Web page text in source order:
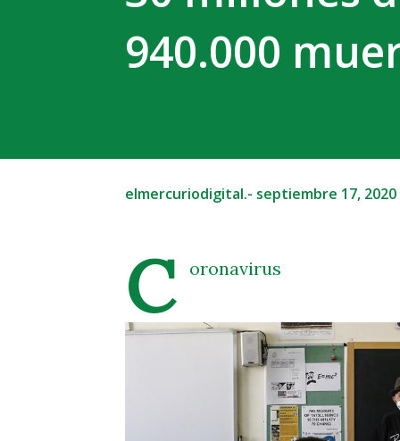
940.000
elmercuriodigital.- septiembre 17, 2020
C oronavirus